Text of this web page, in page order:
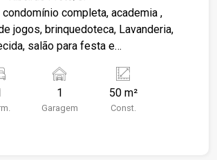
completa, academia ,
jogos, brinquedoteca, Lavanderia,
salão para festa e
1
Garagem
50 m²
Const.